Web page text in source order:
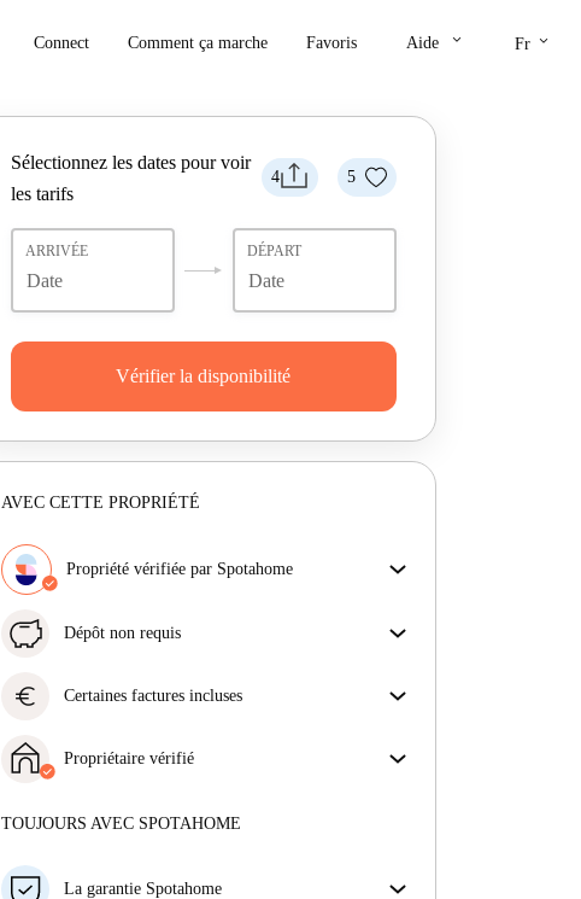
Connect Comment ça marche Favoris Aide keyboard_arrow_down Fr keyboard_arrow_down
4 5
Sélectionnez les dates pour voir
les tarifs
ARRIVÉE DÉPART
Vérifier la disponibilité
AVEC CETTE PROPRIÉTÉ
Propriété vérifiée par Spotahome
obtiens exactement ce que tu vois dans l'annonce.
Dépôt non requis
d'emménagement sans dépôt.
euro Certaines factures incluses
Consulte la description de l'annonce pour voir
quelles charges sont comprises dans ton loyer et
Propriétaire vérifié
Plus d'informations sur ce propriétaire
TOUJOURS AVEC SPOTAHOME
La garantie Spotahome